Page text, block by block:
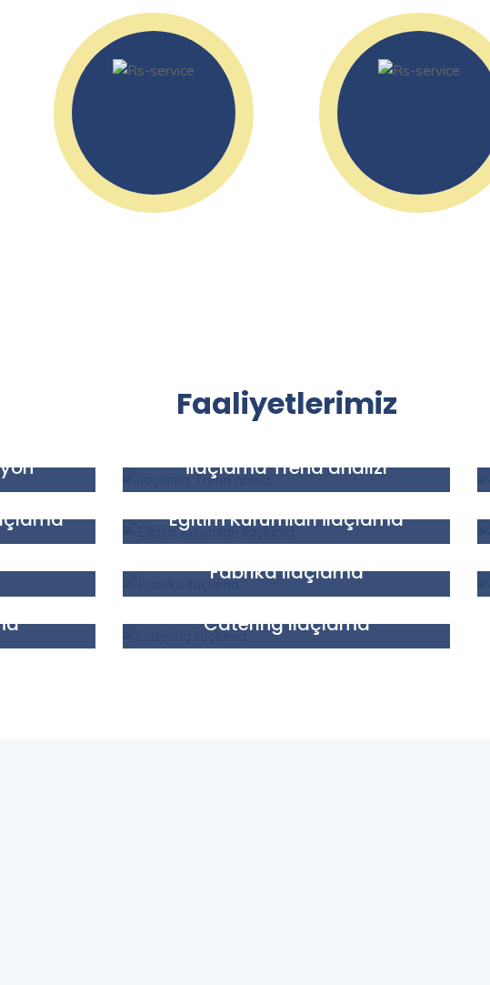
Faaliyetlerimiz
İlaçlama Trend analizi
Faaliyetlerimiz
Eğitim Kurumları İlaçlama
Faaliyetlerimiz
Fabrika ilaçlama
Faaliyetlerimiz
Catering ilaçlama